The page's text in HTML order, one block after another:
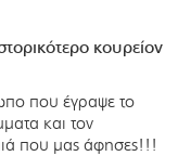
κουρείον
που έγραψε το
και τον
που μας άφησες!!!